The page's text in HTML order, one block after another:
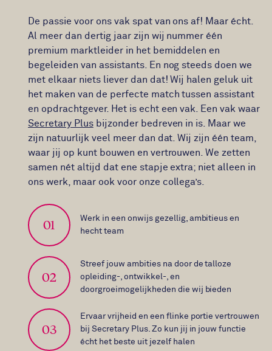
De passie voor ons vak spat van ons af! Maar écht.
Al meer dan dertig jaar zijn wij nummer één
premium marktleider in het bemiddelen en
begeleiden van assistants. En nog steeds doen we
met elkaar niets liever dan dat! Wij halen geluk uit
het maken van de perfecte match tussen assistant
en opdrachtgever. Het is echt een vak. Een vak waar
Secretary Plusbijzonder bedreven in is. Maar we
zijn natuurlijk veel meer dan dat. Wij zijn één team,
waar jij op kunt bouwen en vertrouwen. We zetten
samen nét altijd dat ene stapje extra; niet alleen in
ons werk, maar ook voor onze collega’s.
01
Werk in een onwijs gezellig, ambitieus en
hecht team
02
Streef jouw ambities na door de talloze
opleiding-, ontwikkel-, en
doorgroeimogelijkheden die wij bieden
03
Ervaar vrijheid en een flinke portie vertrouwen
bij Secretary Plus. Zo kun jij in jouw functie
écht het beste uit jezelf halen